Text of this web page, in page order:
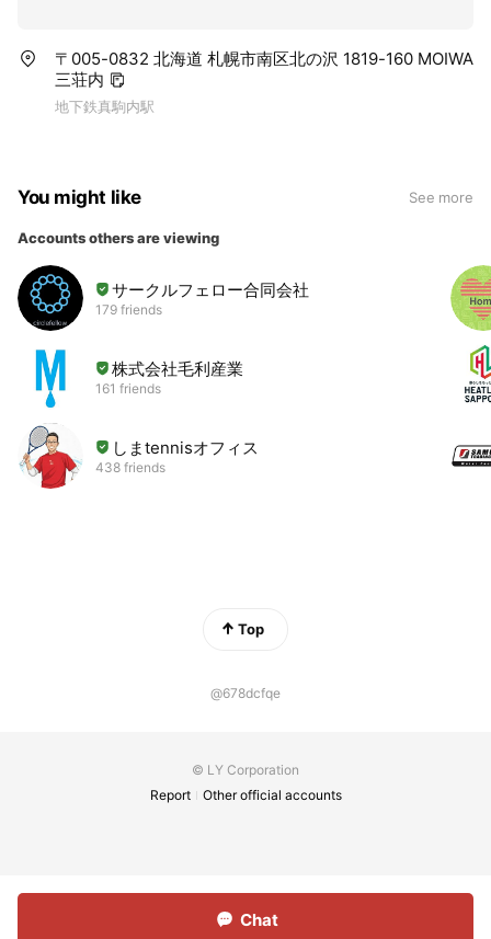
〒005-0832 北海道 札幌市南区北の沢 1819-160 MOIWA
三荘内
地下鉄真駒内駅
You might like See more
Accounts others are viewing
サークルフェロー合同会社
179 friends
株式会社毛利産業
161 friends
しまtennisオフィス
438 friends
Top
@678dcfqe
© LY Corporation
Report
Other official accounts
Chat